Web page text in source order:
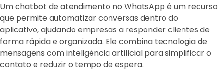
Um chatbot de atendimento no WhatsApp é um recurso
que permite automatizar conversas dentro do
aplicativo, ajudando empresas a responder clientes de
forma rápida e organizada. Ele combina tecnologia de
mensagens com inteligência artificial para simplificar o
contato e reduzir o tempo de espera.